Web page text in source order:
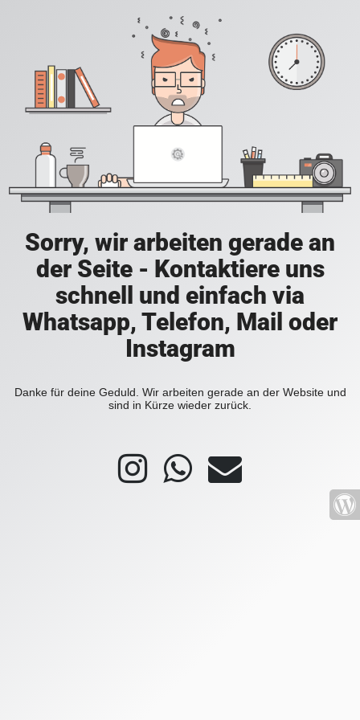
Sorry, wir arbeiten gerade an
der Seite - Kontaktiere uns
schnell und einfach via
Whatsapp, Telefon, Mail oder
Instagram
Danke für deine Geduld. Wir arbeiten gerade an der Website und
sind in Kürze wieder zurück.